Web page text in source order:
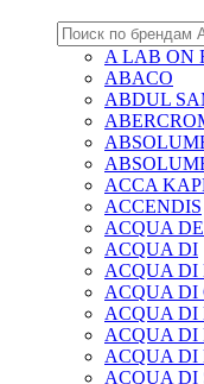
A LAB ON
ABACO
ABDUL
ACCA
ACCENDIS
ACQUA
ACQUA DI
ACQUA DI
ACQUA DI
ACQUA DI
ACQUA DI
ACQUA DI
ACQUA DI